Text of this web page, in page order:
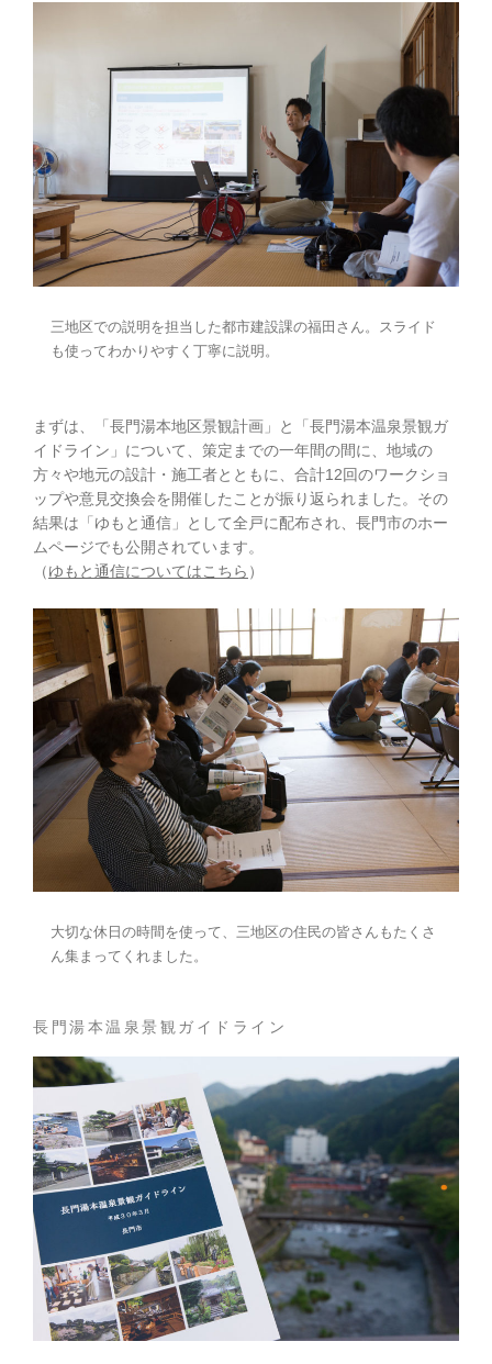
三地区での説明を担当した都市建設課の福田さん。スライド
も使ってわかりやすく丁寧に説明。
まずは、「長門湯本地区景観計画」と「長門湯本温泉景観ガ
イドライン」について、策定までの一年間の間に、地域の
方々や地元の設計・施工者とともに、合計12回のワークショ
ップや意見交換会を開催したことが振り返られました。その
結果は「ゆもと通信」として全戸に配布され、長門市のホー
ムページでも公開されています。
（ ゆもと通信についてはこちら ）
大切な休日の時間を使って、三地区の住民の皆さんもたくさ
ん集まってくれました。
長門湯本温泉景観ガイドライン